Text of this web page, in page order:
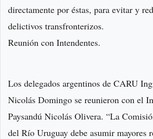
directamente por éstas, para evitar y
delictivos transfronterizos.
Reunión con Intendentes.
Los delegados argentinos de CARU
Nicolás Domingo se reunieron con el
Paysandú Nicolás Olivera. “La
del Río Uruguay debe asumir mayores